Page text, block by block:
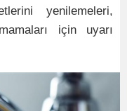
yenilemeleri,
için uyarı